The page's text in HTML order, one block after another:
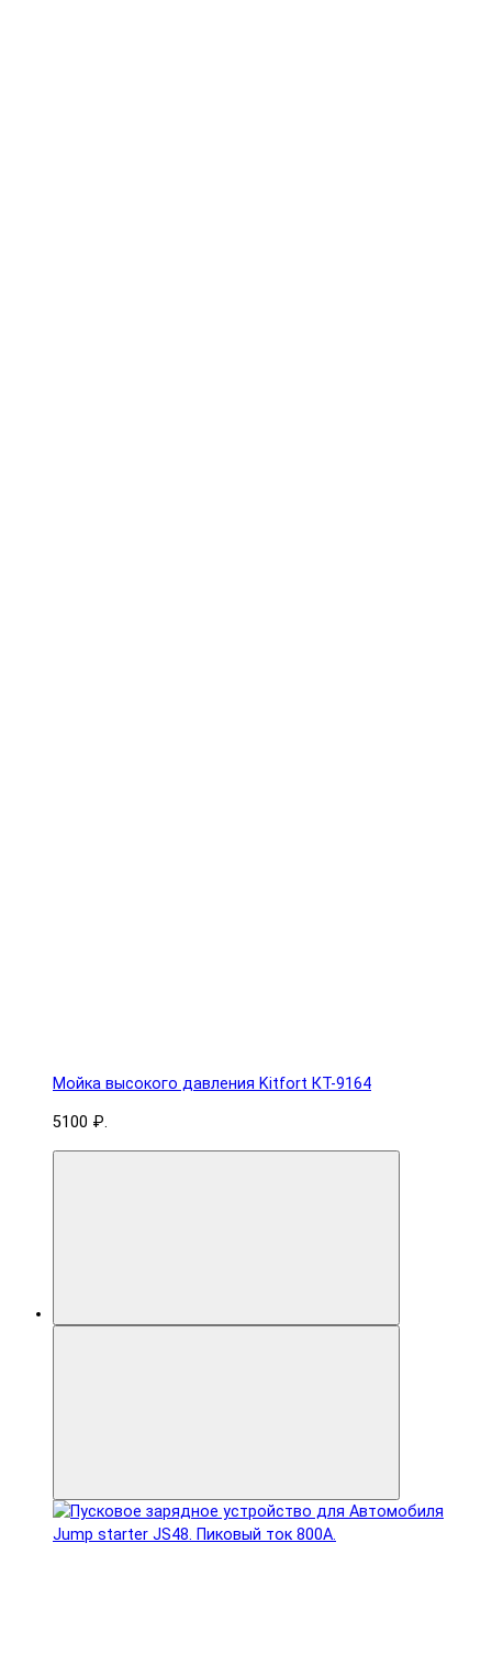
Мойка высокого давления Kitfort КТ-9164
5100 ₽.